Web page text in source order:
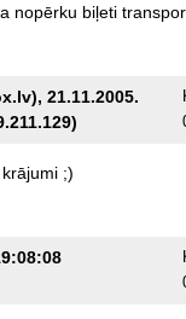
nopērku biļeti
21.11.2005.
krājumi ;)